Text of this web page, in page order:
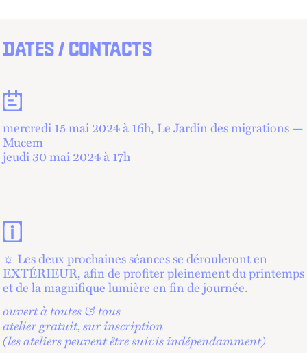
DATES / CONTACTS
Dates
mercredi 15 mai 2024 à 16h, Le Jardin des migrations —
Mucem
jeudi 30 mai 2024 à 17h
Contacts et informations pratiques
☼ Les deux prochaines séances se dérouleront en
EXTÉRIEUR, afin de profiter pleinement du printemps
et de la magnifique lumière en fin de journée.
ouvert à toutes & tous
atelier gratuit, sur inscription
(les ateliers peuvent être suivis indépendamment)